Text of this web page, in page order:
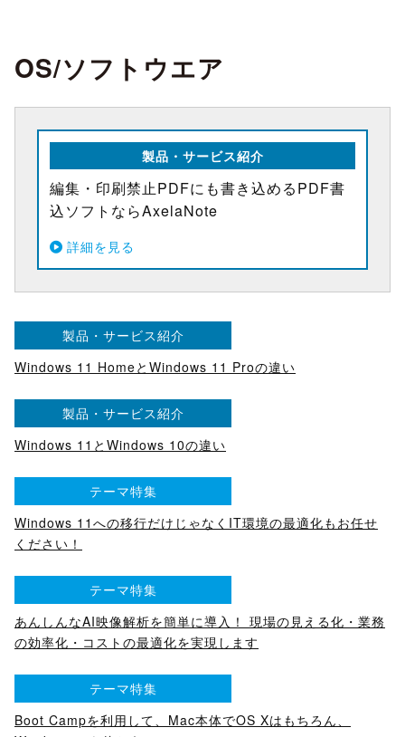
OS/ソフトウエア
製品・サービス紹介
編集・印刷禁止PDFにも書き込めるPDF書
込ソフトならAxelaNote
詳細を見る
製品・サービス紹介
Windows 11 HomeとWindows 11 Proの違い
製品・サービス紹介
Windows 11とWindows 10の違い
テーマ特集
Windows 11への移行だけじゃなくIT環境の最適化もお任せ
ください！
テーマ特集
あんしんなAI映像解析を簡単に導入！ 現場の見える化・業務
の効率化・コストの最適化を実現します
テーマ特集
Boot Campを利用して、Mac本体でOS Xはもちろん、